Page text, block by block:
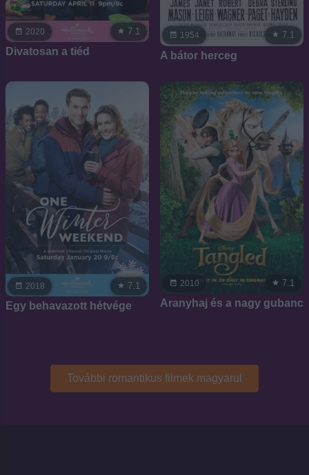
2020 7.1
Divatosan a tiéd
1954 7.1
A bátor herceg
2018 7.1
Egy behavazott hétvége
2010 7.1
Aranyhaj és a nagy gubanc
További romantikus filmek magyarul